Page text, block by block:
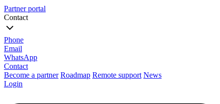
Partner portal
Contact
Phone
Email
WhatsApp
Contact
Become a partner Roadmap Remote support News
Login